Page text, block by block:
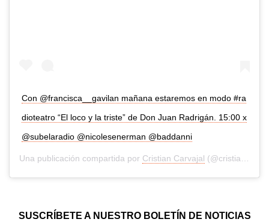
Con @francisca__gavilan mañana estaremos en modo #ra
dioteatro “El loco y la triste” de Don Juan Radrigán. 15:00 x
@subelaradio @nicolesenerman @baddanni
Una publicación compartida por Cristian Carvajal (@cristiancarvajalt) el
SUSCRÍBETE A NUESTRO BOLETÍN DE NOTICIAS